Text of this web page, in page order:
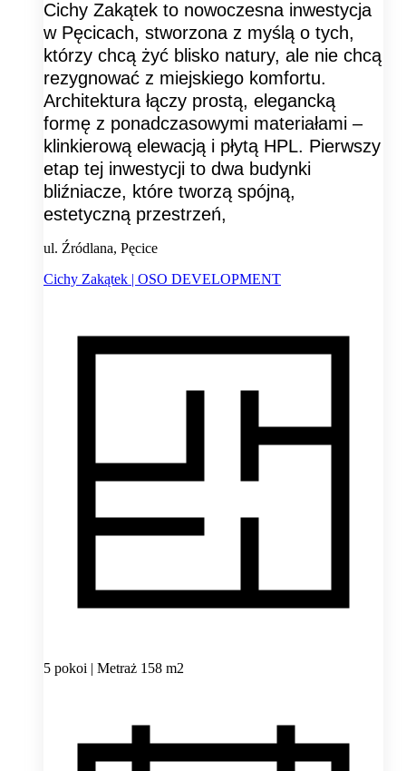
Cichy Zakątek to nowoczesna inwestycja
w Pęcicach, stworzona z myślą o tych,
którzy chcą żyć blisko natury, ale nie chcą
rezygnować z miejskiego komfortu.
Architektura łączy prostą, elegancką
formę z ponadczasowymi materiałami –
klinkierową elewacją i płytą HPL. Pierwszy
etap tej inwestycji to dwa budynki
bliźniacze, które tworzą spójną,
estetyczną przestrzeń,
ul. Źródlana, Pęcice
Cichy Zakątek | OSO DEVELOPMENT
5 pokoi | Metraż 158 m2